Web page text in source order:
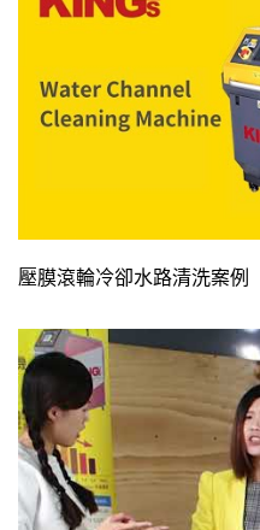
壓膜滾輪冷卻水路清洗案例